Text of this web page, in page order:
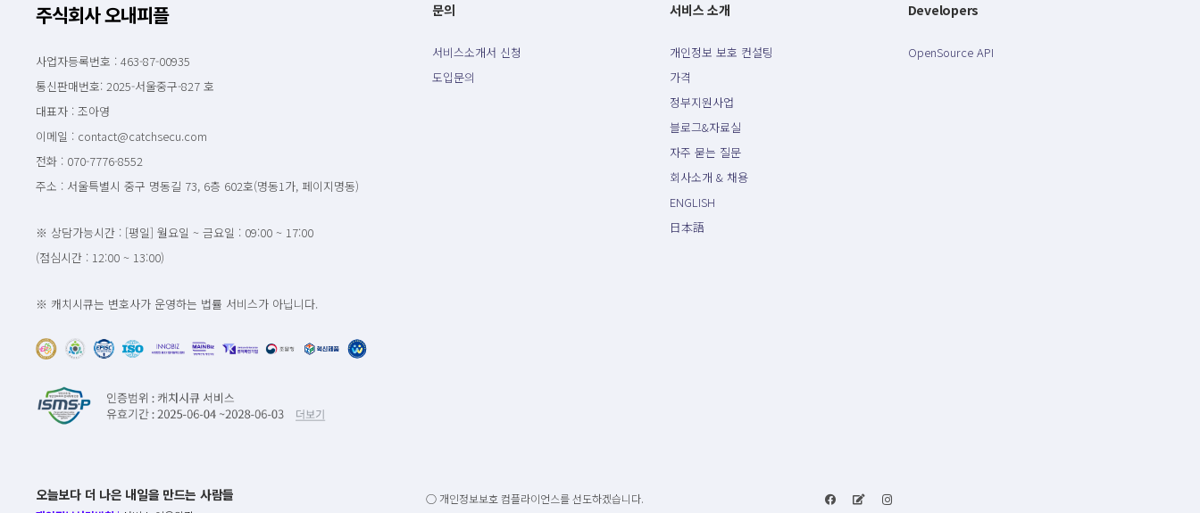
주식회사 오내피플
사업자등록번호 : 463-87-00935
통신판매번호: 2025-서울중구-827 호
대표자 : 조아영
이메일 : contact@catchsecu.com
전화 : 070-7776-8552
주소 : 서울특별시 중구 명동길 73, 6층 602호(명동1가, 페이지명동)
※ 상담가능시간 : [평일] 월요일 ~ 금요일 : 09:00 ~ 17:00
(점심시간 : 12:00 ~ 13:00)
※ 캐치시큐는 변호사가 운영하는 법률 서비스가 아닙니다.
문의
서비스소개서 신청
도입문의
서비스 소개
개인정보 보호 컨설팅
가격
정부지원사업
블로그&자료실
자주 묻는 질문
회사소개 & 채용
ENGLISH
日本語
Developers
OpenSource API
오늘보다 더 나은 내일을 만드는 사람들 ○ 개인정보보호 컴플라이언스를 선도하겠습니다.